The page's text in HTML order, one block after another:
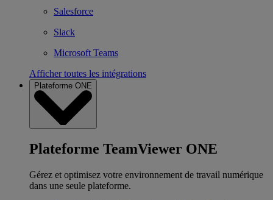
Salesforce
Slack
Microsoft Teams
Afficher toutes les intégrations
Plateforme ONE
Plateforme TeamViewer ONE
Gérez et optimisez votre environnement de travail numérique
dans une seule plateforme.